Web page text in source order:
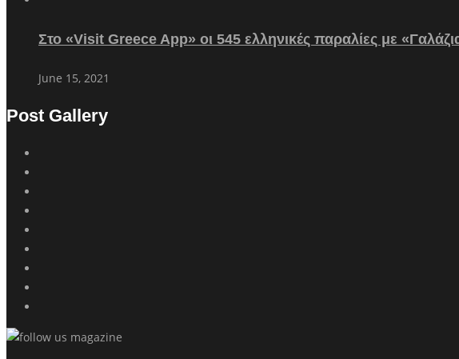
Στο «Visit Greece App» οι 545 ελληνικές παραλίες με
June 15, 2021
Post Gallery